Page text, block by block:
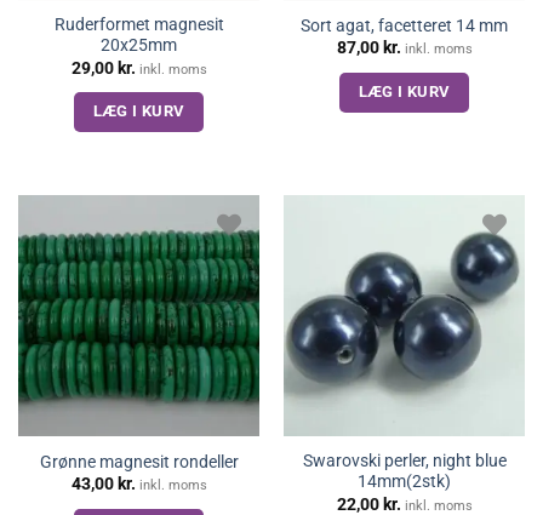
Ruderformet magnesit
20x25mm
29,00 kr. inkl. moms
LÆG I KURV
Sort agat, facetteret 14 mm
87,00 kr. inkl. moms
LÆG I KURV
Grønne magnesit rondeller
43,00 kr. inkl. moms
Swarovski perler, night blue
14mm(2stk)
22,00 kr. inkl. moms